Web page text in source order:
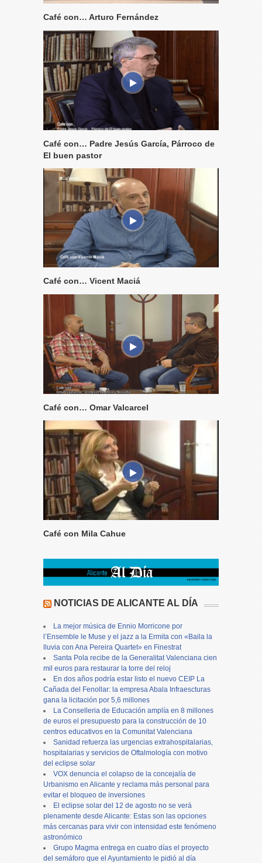
Café con… Arturo Fernández
Café con… Padre Jesús García, Párroco de
El buen pastor
Café con… Vicent Maciá
Café con… Omar Valcarcel
Café con Mila Cahue
NOTICIAS DE ALICANTE AL DÍA
La mejor música de Ennio Morricone por
l’Ensemble le Muse y el jazz a la Ermita con «Baila la
lluvia con Ana Pereira Quartet» en Finestrat
Santa Pola recibe de la Generalitat Valenciana cien
mil euros para restaurar la torre del reloj
En dos años podría estar listo el nuevo CEIP La
Cañada del Fenollar: la empresa Abala Infraescturas
gana la licitación por 5,6 millones
La Conselleria de Educación amplía en 8 millones
de euros el presupuesto para la construcción de 10
centros educativos en la Comunitat Valenciana
Sanidad refuerza las urgencias extrahospitalarias,
hospitalarias y servicios de Oftalmología con motivo
del eclipse solar
VOX denuncia el colapso de la concejalía de
Urbanismo en Alicante y reclama más personal para
evitar el bloqueo de inversiones
El eclipse solar del 12 de agosto no se verá
plenamente desde Alicante: Estas son las opciones
más cercanas para vivir con intensidad este fenómeno
astronómico
Grupo Magma entrega en cuatro días el proyecto
del semáforo que el Ayuntamiento le pidió al día